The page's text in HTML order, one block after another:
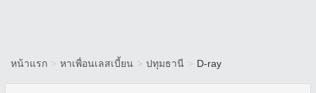
หน้าแรก > หาเพื่อนเลสเบี้ยน > ปทุมธานี > D-ray